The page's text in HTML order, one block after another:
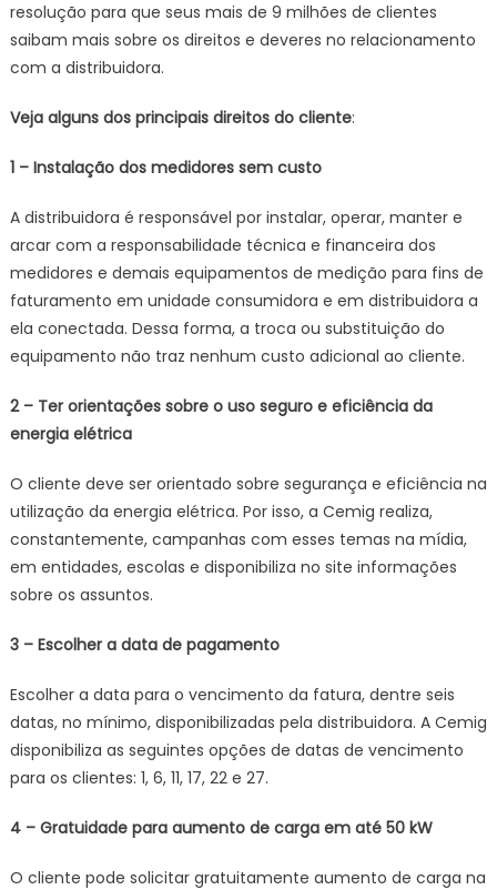
de
resolução para que seus mais de 9 milhões de clientes
saibam mais sobre os direitos e deveres no relacionamento
com a distribuidora.
Veja alguns dos principais direitos do cliente:
1 – Instalação dos medidores sem custo
A distribuidora é responsável por instalar, operar, manter e
arcar com a responsabilidade técnica e financeira dos
medidores e demais equipamentos de medição para fins de
faturamento em unidade consumidora e em distribuidora a
ela conectada. Dessa forma, a troca ou substituição do
equipamento não traz nenhum custo adicional ao cliente.
2 – Ter orientações sobre o uso seguro e eficiência da
energia elétrica
O cliente deve ser orientado sobre segurança e eficiência na
utilização da energia elétrica. Por isso, a Cemig realiza,
constantemente, campanhas com esses temas na mídia,
em entidades, escolas e disponibiliza no site informações
sobre os assuntos.
3 – Escolher a data de pagamento
Escolher a data para o vencimento da fatura, dentre seis
datas, no mínimo, disponibilizadas pela distribuidora. A Cemig
disponibiliza as seguintes opções de datas de vencimento
para os clientes: 1, 6, 11, 17, 22 e 27.
4 – Gratuidade para aumento de carga em até 50 kW
O cliente pode solicitar gratuitamente aumento de carga na